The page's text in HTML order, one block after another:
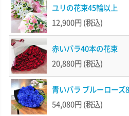
ユリの花束45輪以上
12,900円 (税込)
赤いバラ40本の花束
20,880円 (税込)
青いバラ ブルーローズ
54,080円 (税込)